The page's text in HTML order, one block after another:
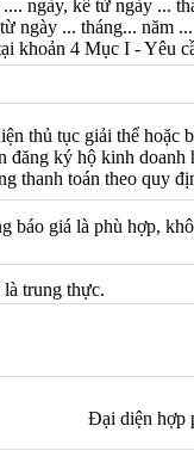
ngày, kể từ ngày ...
ngày ... tháng... năm
khoản 4 Mục I - Yêu
thủ tục giải thể hoặc
đăng ký hộ kinh
thanh toán theo quy
báo giá là phù hợp,
trung thực.
Đại diện hợp